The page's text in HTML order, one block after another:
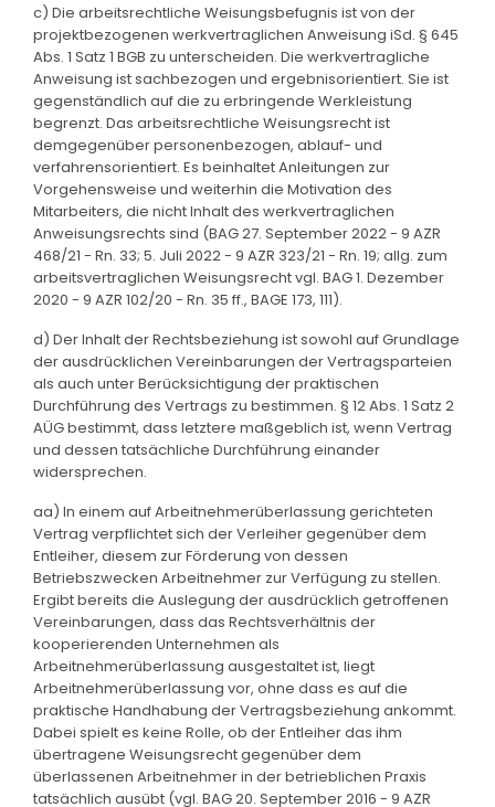
c) Die arbeitsrechtliche Weisungsbefugnis ist von der
projektbezogenen werkvertraglichen Anweisung iSd. § 645
Abs. 1 Satz 1 BGB zu unterscheiden. Die werkvertragliche
Anweisung ist sachbezogen und ergebnisorientiert. Sie ist
gegenständlich auf die zu erbringende Werkleistung
begrenzt. Das arbeitsrechtliche Weisungsrecht ist
demgegenüber personenbezogen, ablauf- und
verfahrensorientiert. Es beinhaltet Anleitungen zur
Vorgehensweise und weiterhin die Motivation des
Mitarbeiters, die nicht Inhalt des werkvertraglichen
Anweisungsrechts sind (BAG 27. September 2022 - 9 AZR
468/21 - Rn. 33; 5. Juli 2022 - 9 AZR 323/21 - Rn. 19; allg. zum
arbeitsvertraglichen Weisungsrecht vgl. BAG 1. Dezember
2020 - 9 AZR 102/20 - Rn. 35 ff., BAGE 173, 111).
d) Der Inhalt der Rechtsbeziehung ist sowohl auf Grundlage
der ausdrücklichen Vereinbarungen der Vertragsparteien
als auch unter Berücksichtigung der praktischen
Durchführung des Vertrags zu bestimmen. § 12 Abs. 1 Satz 2
AÜG bestimmt, dass letztere maßgeblich ist, wenn Vertrag
und dessen tatsächliche Durchführung einander
widersprechen.
aa) In einem auf Arbeitnehmerüberlassung gerichteten
Vertrag verpflichtet sich der Verleiher gegenüber dem
Entleiher, diesem zur Förderung von dessen
Betriebszwecken Arbeitnehmer zur Verfügung zu stellen.
Ergibt bereits die Auslegung der ausdrücklich getroffenen
Vereinbarungen, dass das Rechtsverhältnis der
kooperierenden Unternehmen als
Arbeitnehmerüberlassung ausgestaltet ist, liegt
Arbeitnehmerüberlassung vor, ohne dass es auf die
praktische Handhabung der Vertragsbeziehung ankommt.
Dabei spielt es keine Rolle, ob der Entleiher das ihm
übertragene Weisungsrecht gegenüber dem
überlassenen Arbeitnehmer in der betrieblichen Praxis
tatsächlich ausübt (vgl. BAG 20. September 2016 - 9 AZR